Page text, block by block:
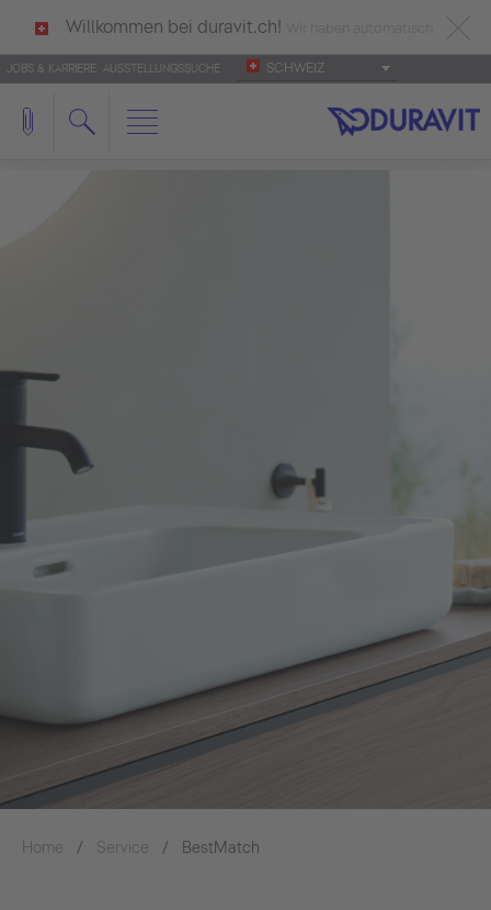
Willkommen bei duravit.ch!
deutsch als Ihre Sprache erkannt.
Français Italiano
JOBS & KARRIERE AUSSTELLUNGSSUCHE SCHWEIZ
Home Service BestMatch